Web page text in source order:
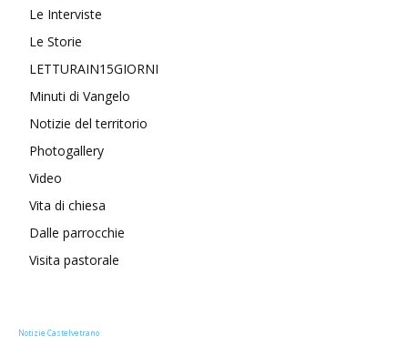
Le Interviste
Le Storie
LETTURAIN15GIORNI
Minuti di Vangelo
Notizie del territorio
Photogallery
Video
Vita di chiesa
Dalle parrocchie
Visita pastorale
Notizie Castelvetrano